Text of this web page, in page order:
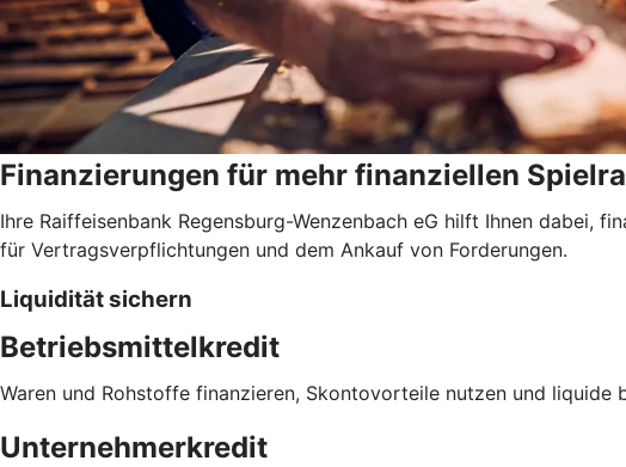
Finanzierungen für mehr finanziellen
Ihre Raiffeisenbank Regensburg-Wenzenbach eG hilft Ihnen dabei,
für Vertragsverpflichtungen und dem Ankauf von Forderungen.
Liquidität sichern
Betriebsmittelkredit
Waren und Rohstoffe finanzieren, Skontovorteile nutzen und liquide
Unternehmerkredit